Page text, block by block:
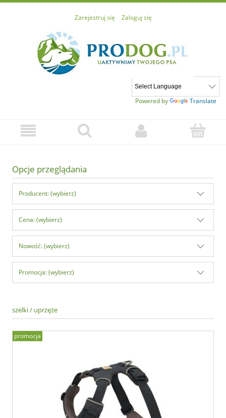
Zarejestruj się Zaloguj się
Powered by Translate
Opcje przeglądania
Producent: (wybierz)
Cena: (wybierz)
Nowość: (wybierz)
Promocja: (wybierz)
szelki / uprzęże
promocja